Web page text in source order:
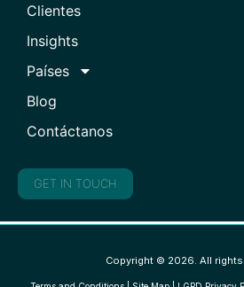
Clientes
Insights
Países
Blog
Contáctanos
GET IN TOUCH
Copyright © 2026. All rights